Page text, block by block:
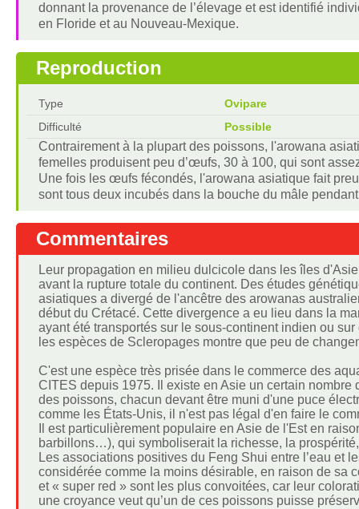
donnant la provenance de l’élevage et est identifié
en Floride et au Nouveau-Mexique.
Reproduction
Type
Ovipare
Difficulté
Possible
Contrairement à la plupart des poissons, l'arowana
femelles produisent peu d’œufs, 30 à 100, qui sont
Une fois les œufs fécondés, l'arowana asiatique fait
sont tous deux incubés dans la bouche du mâle
Commentaires
Leur propagation en milieu dulcicole dans les îles
avant la rupture totale du continent. Des études
asiatiques a divergé de l'ancêtre des arowanas
début du Crétacé. Cette divergence a eu lieu dans la
ayant été transportés sur le sous-continent indien ou
les espèces de Scleropages montre que peu de
C'est une espèce très prisée dans le commerce des
CITES depuis 1975. Il existe en Asie un certain
des poissons, chacun devant être muni d'une puce
comme les États-Unis, il n'est pas légal d'en faire le
Il est particulièrement populaire en Asie de l'Est en
barbillons…), qui symboliserait la richesse, la
Les associations positives du Feng Shui entre l’eau et
considérée comme la moins désirable, en raison de sa
et « super red » sont les plus convoitées, car leur
une croyance veut qu’un de ces poissons puisse